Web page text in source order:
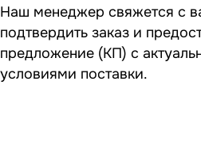
Наш менеджер свяжется с
подтвердить заказ и
предложение (КП) с
условиями поставки.